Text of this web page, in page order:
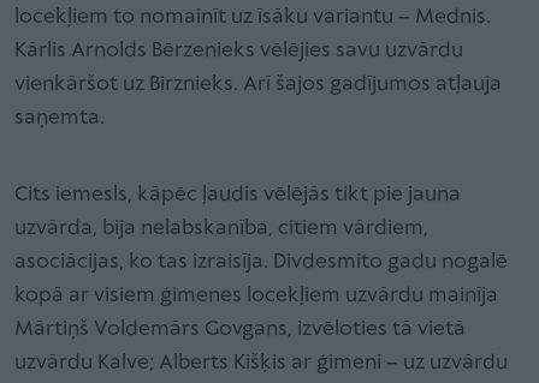
locekļiem to nomainīt uz īsāku variantu – Mednis.
Kārlis Arnolds Bērzenieks vēlējies savu uzvārdu
vienkāršot uz Birznieks. Arī šajos gadījumos atļauja
saņemta.
Cits iemesls, kāpēc ļaudis vēlējās tikt pie jauna
uzvārda, bija nelabskanība, citiem vārdiem,
asociācijas, ko tas izraisīja. Divdesmito gadu nogalē
kopā ar visiem ģimenes locekļiem uzvārdu mainīja
Mārtiņš Voldemārs Govgans, izvēloties tā vietā
uzvārdu Kalve; Alberts Kišķis ar ģimeni – uz uzvārdu